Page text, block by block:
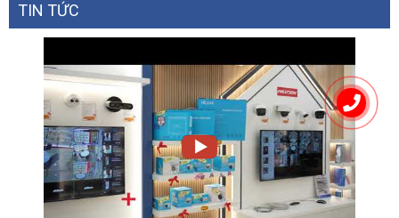
TIN TỨC